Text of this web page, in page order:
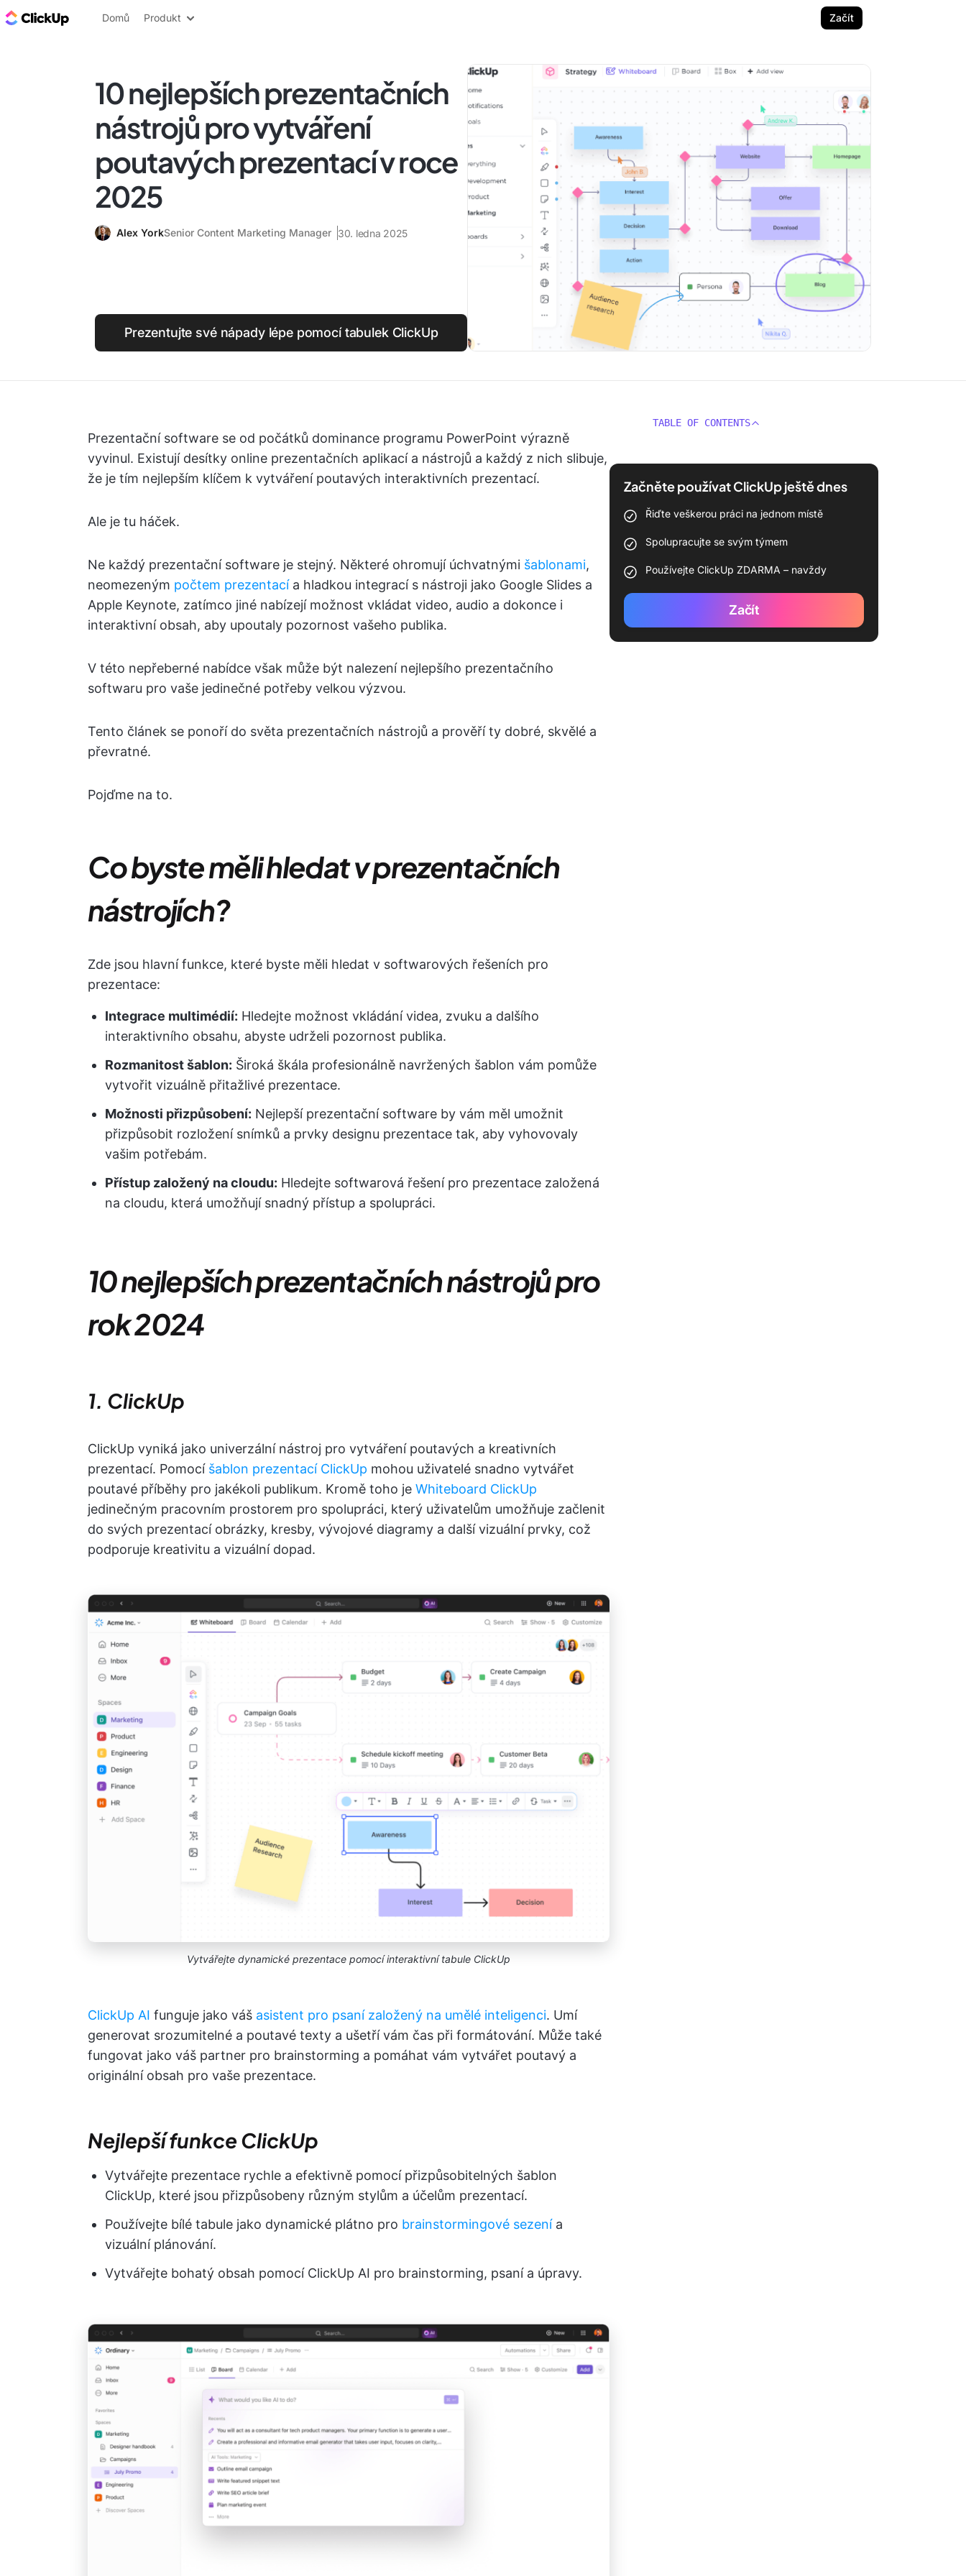
ClickUp blog
Domů Produkt Začít
10 nejlepších prezentačních
nástrojů pro vytváření
poutavých prezentací v roce
2025
Alex YorkSenior Content Marketing Manager 30. ledna 2025
Prezentujte své nápady lépe pomocí tabulek ClickUp
Prezentační software se od počátků dominance programu PowerPoint výrazně
vyvinul. Existují desítky online prezentačních aplikací a nástrojů a každý z nich slibuje,
že je tím nejlepším klíčem k vytváření poutavých interaktivních prezentací.
Ale je tu háček.
Ne každý prezentační software je stejný. Některé ohromují úchvatnými šablonami,
neomezeným počtem prezentacía hladkou integrací s nástroji jako Google Slides a
Apple Keynote, zatímco jiné nabízejí možnost vkládat video, audio a dokonce i
interaktivní obsah, aby upoutaly pozornost vašeho publika.
V této nepřeberné nabídce však může být nalezení nejlepšího prezentačního
softwaru pro vaše jedinečné potřeby velkou výzvou.
Tento článek se ponoří do světa prezentačních nástrojů a prověří ty dobré, skvělé a
převratné.
Pojďme na to.
Co byste měli hledat v prezentačních
nástrojích?
Zde jsou hlavní funkce, které byste měli hledat v softwarových řešeních pro
prezentace:
Integrace multimédií: Hledejte možnost vkládání videa, zvuku a dalšího
interaktivního obsahu, abyste udrželi pozornost publika.
Rozmanitost šablon: Široká škála profesionálně navržených šablon vám pomůže
vytvořit vizuálně přitažlivé prezentace.
Možnosti přizpůsobení: Nejlepší prezentační software by vám měl umožnit
přizpůsobit rozložení snímků a prvky designu prezentace tak, aby vyhovovaly
vašim potřebám.
Přístup založený na cloudu: Hledejte softwarová řešení pro prezentace založená
na cloudu, která umožňují snadný přístup a spolupráci.
10 nejlepších prezentačních nástrojů pro
rok 2024
1. ClickUp
ClickUp vyniká jako univerzální nástroj pro vytváření poutavých a kreativních
prezentací. Pomocí šablon prezentací ClickUp mohou uživatelé snadno vytvářet
poutavé příběhy pro jakékoli publikum. Kromě toho je Whiteboard ClickUp
jedinečným pracovním prostorem pro spolupráci, který uživatelům umožňuje začlenit
do svých prezentací obrázky, kresby, vývojové diagramy a další vizuální prvky, což
podporuje kreativitu a vizuální dopad.
Vytvářejte dynamické prezentace pomocí interaktivní tabule ClickUp
ClickUp AI funguje jako váš asistent pro psaní založený na umělé inteligenci. Umí
generovat srozumitelné a poutavé texty a ušetří vám čas při formátování. Může také
fungovat jako váš partner pro brainstorming a pomáhat vám vytvářet poutavý a
originální obsah pro vaše prezentace.
Nejlepší funkce ClickUp
Vytvářejte prezentace rychle a efektivně pomocí přizpůsobitelných šablon
ClickUp, které jsou přizpůsobeny různým stylům a účelům prezentací.
Používejte bílé tabule jako dynamické plátno pro brainstormingové sezenía
vizuální plánování.
Vytvářejte bohatý obsah pomocí ClickUp AI pro brainstorming, psaní a úpravy.
TABLE OF CONTENTS
Začněte používat ClickUp ještě dnes
Řiďte veškerou práci na jednom místě
Spolupracujte se svým týmem
Používejte ClickUp ZDARMA – navždy
Začít